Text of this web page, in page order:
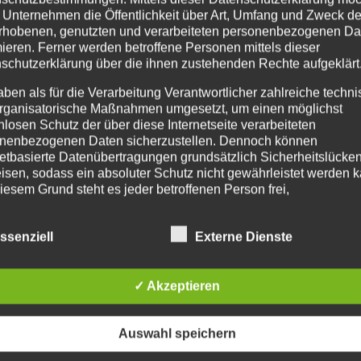
Erwachsene, die nach einem passenden Zumba Kurs
mit geringerer Intensität anbietet. ZUMBA®
Anmeldung ZUMBA® GOLD...
Unternehmen die Öffentlichkeit über Art, Umfang und Zweck
genutzten und verarbeiteten personenbezogenen
Ferner werden betroffene Personen mittels dieser
über die ihnen zustehenden Rechte aufgeklärt.
als für die Verarbeitung Verantwortlicher zahlreiche
Maßnahmen umgesetzt, um einen möglichst
Schutz der über diese Internetseite verarbeiteten
Daten sicherzustellen. Dennoch können
Datenübertragungen grundsätzlich Sicherheitslücken
sodass ein absoluter Schutz nicht gewährleistet werden
Grund steht es jeder betroffenen Person frei,
beruht auf den Begrifflichkeiten, die durch
Richtlinien- und Verordnungsgeber beim Erlass der
Grundverordnung (DS-GVO) verwendet wurden. Unsere
Externe Dienste
✓ Akzeptieren
Auswahl speichern